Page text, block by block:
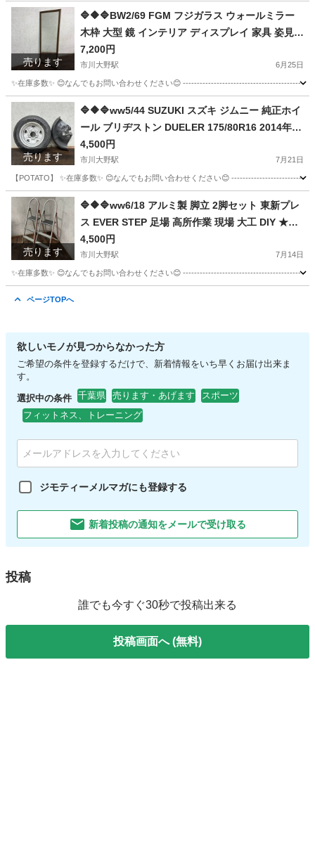
千葉 市川市 市川大野駅
売ります
🔷🔶🔷BW2/69 FGM フジガラス ウォールミラー
木枠 大型 鏡 インテリア ディスプレイ 家具 姿見
ヴィンテージ◇🔷🔶🔷
7,200円
市川大野駅 6月25日
✨在庫多数✨ 😊なんでもお問い合わせください😊
千葉 市川市 市川大野駅
売ります
🔷🔶🔷ww5/44 SUZUKI スズキ ジムニー 純正ホイ
ール ブリヂストン DUELER 175/80R16 2014年製
ホイール タイヤ ★直接引取歓迎🔷🔶🔷
4,500円
市川大野駅 7月21日
【POTATO】 ✨在庫多数✨ 😊なんでもお問い合わせください😊
千葉 市川市 市川大野駅 タイヤ、ホイール ホイール
売ります
🔷🔶🔷ww6/18 アルミ製 脚立 2脚セット 東新プレ
ス EVER STEP 足場 高所作業 現場 大工 DIY ★直
接引取限定◎🔷🔶🔷
4,500円
市川大野駅 7月14日
✨在庫多数✨ 😊なんでもお問い合わせください😊
ページTOPへ
欲しいモノが見つからなかった方
ご希望の条件を登録するだけで、新着情報をいち早くお届け出来ま
す。
選択中の条件 千葉県 売ります・あげます
スポーツ
フィットネス、トレーニング
ジモティーメルマガにも登録する
新着投稿の通知をメールで受け取る
投稿
誰でも今すぐ30秒で投稿出来る
投稿画面へ (無料)